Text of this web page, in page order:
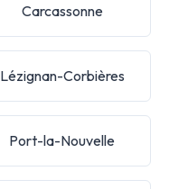
Carcassonne
Lézignan-Corbières
Port-la-Nouvelle